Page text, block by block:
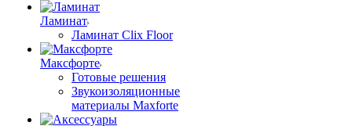
Ламинат
Ламинат Clix Floor
Максфорте
Готовые решения
Звукоизоляционные
материалы Maxforte